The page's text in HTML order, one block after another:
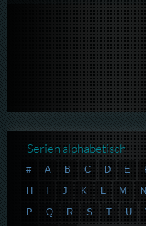
Serien alphabetisch
# A B C D E
H
I J K L M N
P
Q R S T U